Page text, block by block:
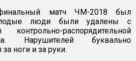
матч ЧМ-2018 был
люди были удалены с
распорядительной
Нарушителей буквально
ноги и за руки.